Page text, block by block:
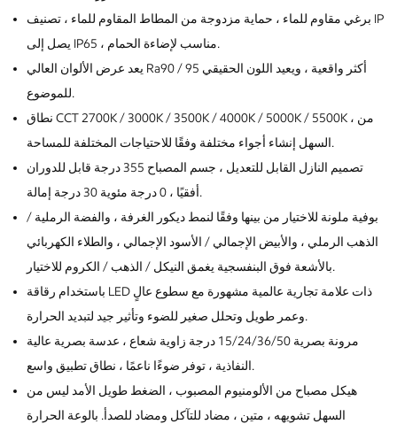
برغي مقاوم للماء ، حماية مزدوجة من المطاط المقاوم للماء ، تصنيف IP
يصل إلى IP65 ، مناسب لإضاءة الحمام.
يعد عرض الألوان العالي Ra90 / 95 أكثر واقعية ، ويعيد اللون الحقيقي
للموضوع.
نطاق CCT 2700K / 3000K / 3500K / 4000K / 5000K / 5500K ، من
السهل إنشاء أجواء مختلفة وفقًا للاحتياجات المختلفة للمساحة.
تصميم النازل القابل للتعديل ، جسم المصباح 355 درجة قابل للدوران
أفقيًا ، 0 درجة مئوية 30 درجة إمالة.
بوفية ملونة للاختيار من بينها وفقًا لنمط ديكور الغرفة ، والفضة الرملية /
الذهب الرملي ، والأبيض الإجمالي / الأسود الإجمالي ، والطلاء الكهربائي
بالأشعة فوق البنفسجية يغمق النيكل / الذهب / الكروم للاختيار.
باستخدام رقاقة LED ذات علامة تجارية عالمية مشهورة مع سطوع عالٍ
وعمر طويل وتحلل صغير للضوء وتأثير جيد لتبديد الحرارة.
مرونة بصرية 15/24/36/50 درجة زاوية شعاع ، عدسة بصرية عالية
النفاذية ، توفر ضوءًا ناعمًا ، نطاق تطبيق واسع.
هيكل مصباح من الألومنيوم المصبوب ، الضغط طويل الأمد ليس من
السهل تشويهه ، متين ، مضاد للتآكل ومضاد للصدأ. بالوعة الحرارة